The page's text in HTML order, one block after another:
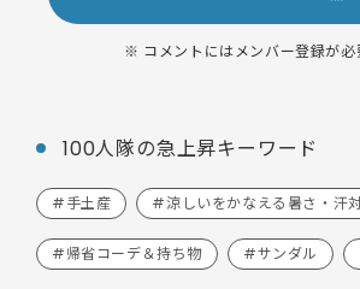
※ コメントにはメンバー登録が必
100人隊の急上昇キーワード
#手土産 #涼しいをかなえる暑さ・汗
#帰省コーデ＆持ち物 #サンダル